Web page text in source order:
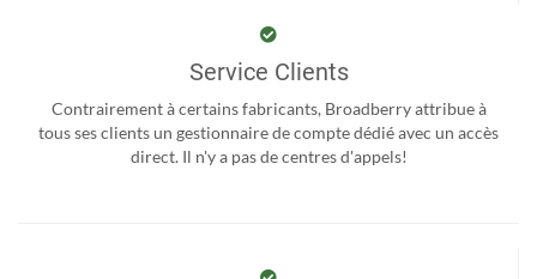
Service Clients
Contrairement à certains fabricants, Broadberry attribue à
tous ses clients un gestionnaire de compte dédié avec un accès
direct. Il n'y a pas de centres d'appels!